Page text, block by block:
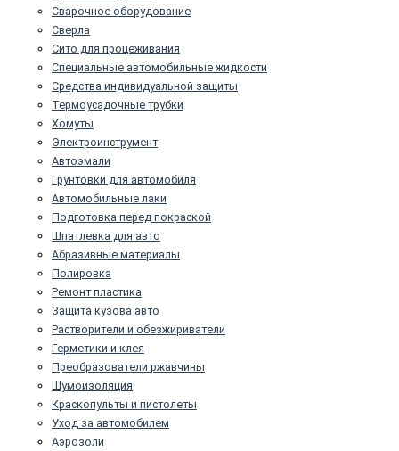
Сварочное оборудование
Сверла
Сито для процеживания
Специальные автомобильные жидкости
Средства индивидуальной защиты
Термоусадочные трубки
Хомуты
Электроинструмент
Автоэмали
Грунтовки для автомобиля
Автомобильные лаки
Подготовка перед покраской
Шпатлевка для авто
Абразивные материалы
Полировка
Ремонт пластика
Защита кузова авто
Растворители и обезжириватели
Герметики и клея
Преобразователи ржавчины
Шумоизоляция
Краскопульты и пистолеты
Уход за автомобилем
Аэрозоли